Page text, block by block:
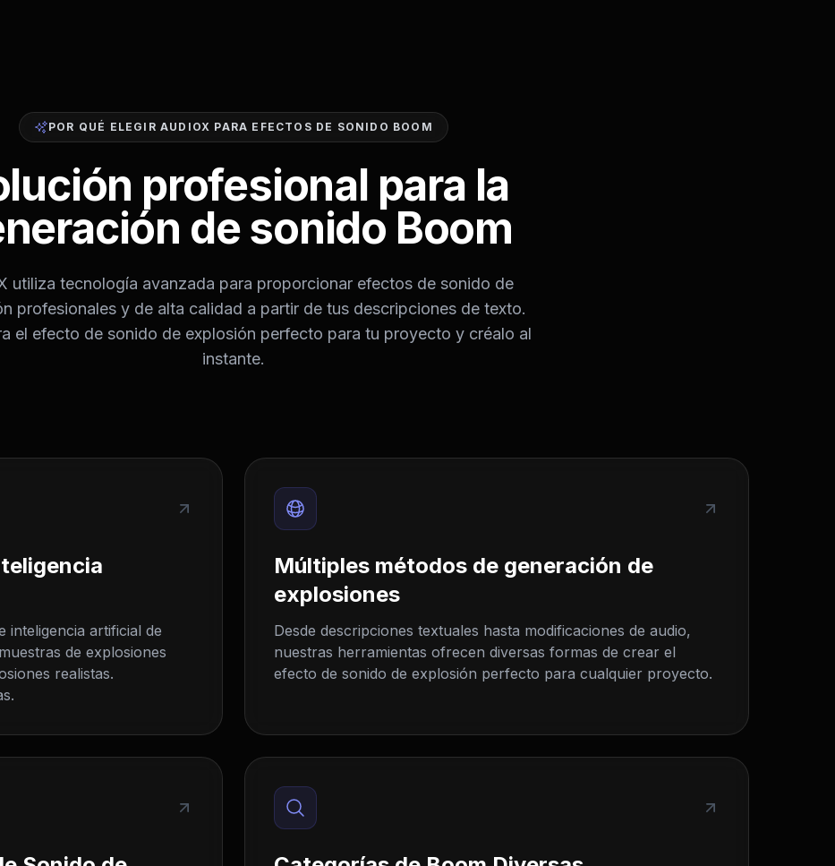
POR QUÉ ELEGIR AUDIOX PARA EFECTOS DE SONIDO BOOM
profesional para la
de sonido Boom
utiliza tecnología avanzada para proporcionar efectos de sonido de
profesionales y de alta calidad a partir de tus descripciones de texto.
el efecto de sonido de explosión perfecto para tu proyecto y créalo al
instante.
inteligencia artificial de
de explosiones
realistas.
Múltiples métodos de generación de
explosiones
Desde descripciones textuales hasta modificaciones de audio,
nuestras herramientas ofrecen diversas formas de crear el
efecto de sonido de explosión perfecto para cualquier proyecto.